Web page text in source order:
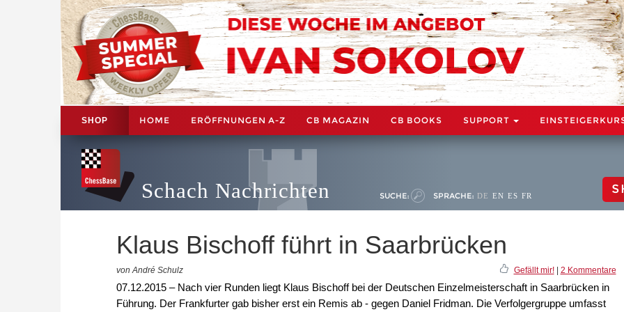
SHOP HOME ERÖFFNUNGEN A-Z CB MAGAZIN CB BOOKS SUPPORT
Schach Nachrichten SUCHE: SPRACHE: DE EN ES FR
Klaus Bischoff führt in Saarbrücken
von André Schulz Gefällt mir!| 2 Kommentare
07.12.2015 – Nach vier Runden liegt Klaus Bischoff bei der Deutschen Einzelmeisterschaft in Saarbrücken in
Führung. Der Frankfurter gab bisher erst ein Remis ab - gegen Daniel Fridman. Die Verfolgergruppe umfasst